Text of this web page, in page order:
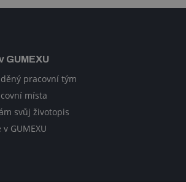
GUMEXU
pracovní tým
místa
svůj životopis
v GUMEXU